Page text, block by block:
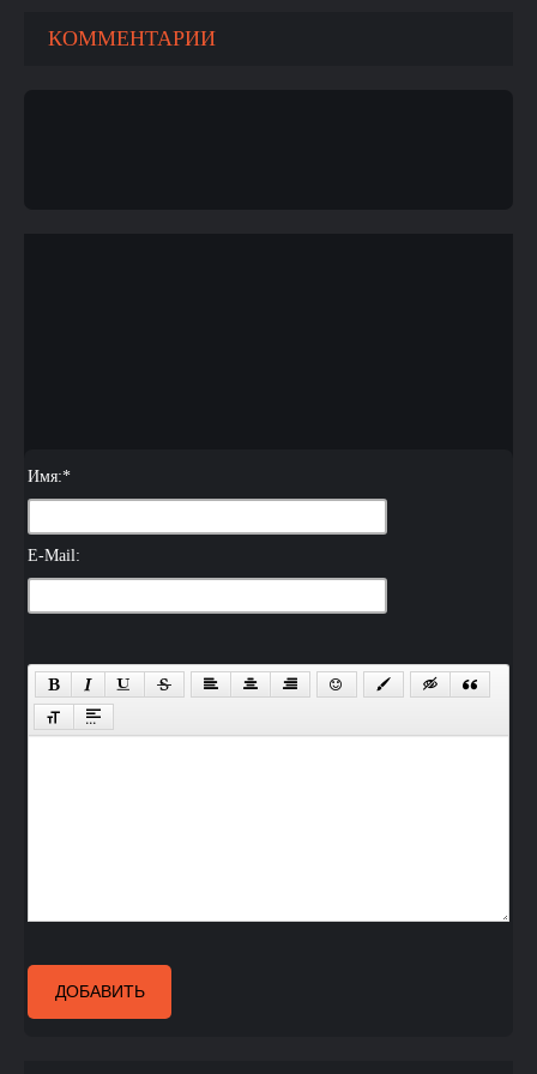
КОММЕНТАРИИ
Имя:*
E-Mail:
ДОБАВИТЬ